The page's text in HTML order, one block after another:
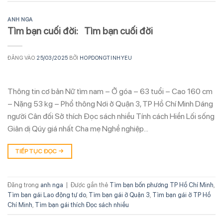
ANH NGA
Tìm bạn cuối đời: Tìm bạn cuối đời
ĐĂNG VÀO 25/03/2025 BỞI HOPDONGTINHYEU
Thông tin cơ bản Nữ tìm nam – Ở góa – 63 tuổi – Cao 160 cm
– Nặng 53 kg – Phổ thông Nơi ở Quận 3, TP Hồ Chí Minh Dáng
người Cân đối Sở thích Đọc sách nhiều Tính cách Hiền Lối sống
Giản dị Qúy giá nhất Cha mẹ Nghề nghiệp…
TIẾP TỤC ĐỌC →
Đăng trong anh nga Được gắn thẻ Tìm bạn bốn phương TP Hồ Chí Minh
Tìm bạn gái Lao động tự do Tìm bạn gái ở Quận 3 Tìm bạn gái ở TP Hồ
Chí Minh Tìm bạn gái thích Đọc sách nhiều